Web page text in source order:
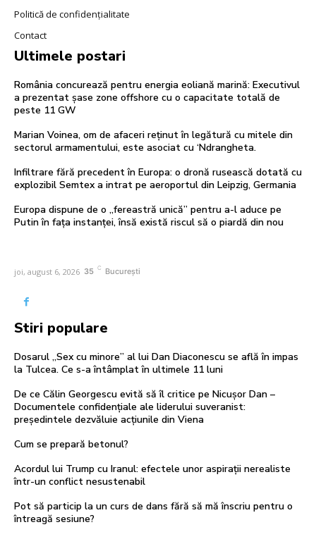
Politică de confidențialitate
Contact
Ultimele postari
România concurează pentru energia eoliană marină: Executivul
a prezentat șase zone offshore cu o capacitate totală de
peste 11 GW
Marian Voinea, om de afaceri reținut în legătură cu mitele din
sectorul armamentului, este asociat cu ‘Ndrangheta.
Infiltrare fără precedent în Europa: o dronă rusească dotată cu
explozibil Semtex a intrat pe aeroportul din Leipzig, Germania
Europa dispune de o „fereastră unică” pentru a-l aduce pe
Putin în fața instanței, însă există riscul să o piardă din nou
joi, august 6, 2026 35 C București
Stiri populare
Dosarul „Sex cu minore” al lui Dan Diaconescu se află în impas
la Tulcea. Ce s-a întâmplat în ultimele 11 luni
De ce Călin Georgescu evită să îl critice pe Nicușor Dan –
Documentele confidențiale ale liderului suveranist:
președintele dezvăluie acțiunile din Viena
Cum se prepară betonul?
Acordul lui Trump cu Iranul: efectele unor aspirații nerealiste
într-un conflict nesustenabil
Pot să particip la un curs de dans fără să mă înscriu pentru o
întreagă sesiune?